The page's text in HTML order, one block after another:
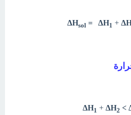
ΔHsol = ΔH1 +
ΔH1 + ΔH2 <